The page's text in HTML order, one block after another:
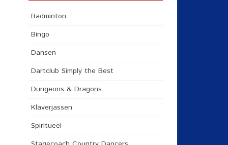
Badminton
Bingo
Dansen
Dartclub Simply the Best
Dungeons & Dragons
Klaverjassen
Spiritueel